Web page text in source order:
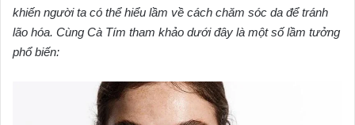
khiến người ta có thể hiểu lầm về cách chăm sóc da để tránh
lão hóa. Cùng Cà Tím tham khảo dưới đây là một số lầm tưởng
phổ biến: